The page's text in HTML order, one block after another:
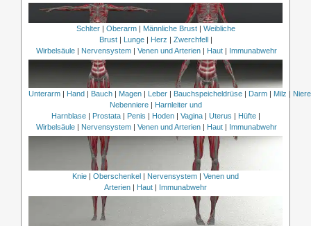
Schlter| Oberarm| Männliche Brust| Weibliche
Brust| Lunge| Herz | Zwerchfell|
Wirbelsäule | Nervensystem | Venen und Arterien | Haut | Immunabwehr
Unterarm| Hand| Bauch| Magen| Leber| Bauchspeicheldrüse| Darm| Milz |
Nebenniere| Harnleiter und
Harnblase| Prostata| Penis | Hoden| Vagina| Uterus | Hüfte|
Wirbelsäule | Nervensystem | Venen und Arterien | Haut | Immunabwehr
Knie Oberschenkel Nervensystem
Venen und
Arterien
Haut Immunabwehr